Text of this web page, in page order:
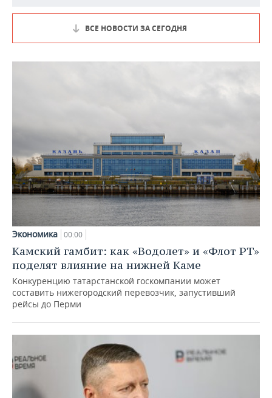
ВСЕ НОВОСТИ ЗА СЕГОДНЯ
Экономика 00:00
Камский гамбит: как «Водолет» и «Флот РТ»
поделят влияние на нижней Каме
Конкуренцию татарстанской госкомпании может
составить нижегородский перевозчик, запустивший
рейсы до Перми